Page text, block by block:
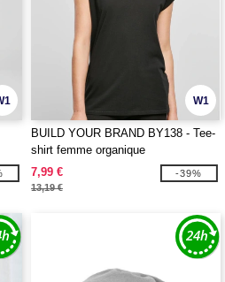
W1
BUILD YOUR BRAND BY138 - Tee-
shirt femme organique
7,99 €
13,19 €
-39%